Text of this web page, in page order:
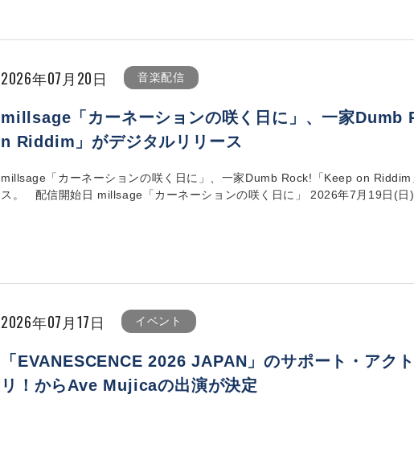
2026年07月20日 音楽配信
millsage「カーネーションの咲く日に」、一家Dumb
n Riddim」がデジタルリリース
millsage「カーネーションの咲く日に」、一家Dumb Rock!「Keep on Riddim
ス。 配信開始日 millsage「カーネーションの咲く日に」 2026年7月19日(日
2026年07月17日 イベント
「EVANESCENCE 2026 JAPAN」のサポート・アク
リ！からAve Mujicaの出演が決定